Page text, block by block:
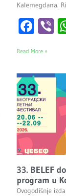
Kalemegdana.
Read More »
33. BELEF
program u
Ovogodišnje